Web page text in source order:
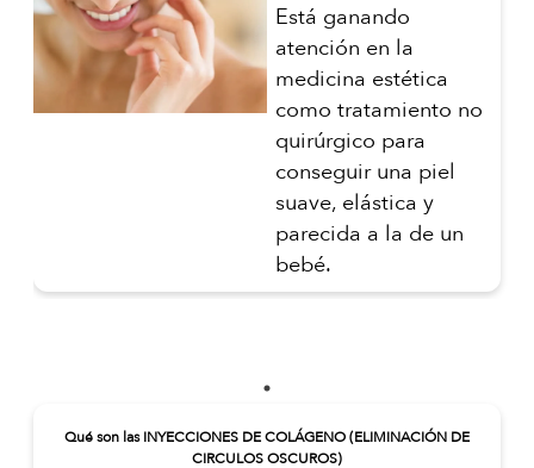
Está ganando
atención en la
medicina estética
como tratamiento no
quirúrgico para
conseguir una piel
suave, elástica y
parecida a la de un
bebé.
Qué son las INYECCIONES DE COLÁGENO (ELIMINACIÓN DE
CIRCULOS OSCUROS)